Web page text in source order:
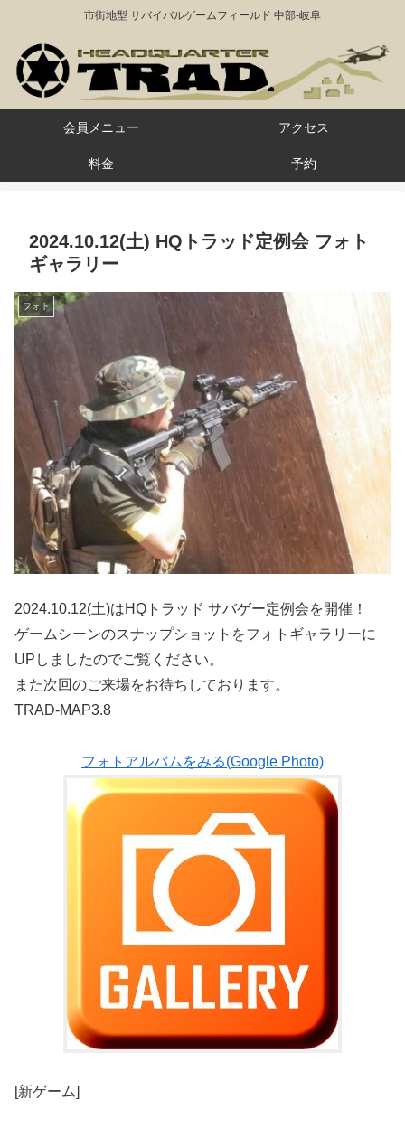
市街地型 サバイバルゲームフィールド 中部-岐阜
会員メニュー アクセス
料金 予約
2024.10.12(土) HQトラッド定例会 フォト
ギャラリー
フォト
2024.10.12(土)はHQトラッド サバゲー定例会を開催！
ゲームシーンのスナップショットをフォトギャラリーに
UPしましたのでご覧ください。
また次回のご来場をお待ちしております。
TRAD-MAP3.8
フォトアルバムをみる(Google Photo)
[新ゲーム]